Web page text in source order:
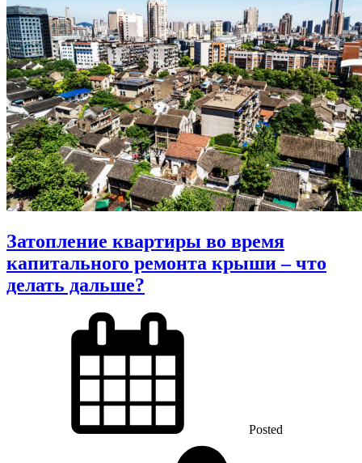
Затопление квартиры во время
капитального ремонта крыши – что
делать дальше?
Posted